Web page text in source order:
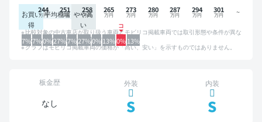
お買い
得
平均相場 やや高
い
7%7%0%27%7%27%0%13%0%13%
244 251 258 265 273 280 287 294 301
比較対象の中古車店が取り扱う車両とモビリコ掲載車両では取引形態や条件が異な
るため、グラフは参考情報です。
グラフはモビリコ掲載車両の価格が「高い、安い」を示すものではありません。
板金歴
なし
外装
S
内装
S